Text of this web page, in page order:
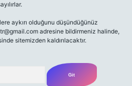
aykırı olduğunu düşündüğünüz
adresine bildirmeniz halinde,
sitemizden kaldırılacaktır.